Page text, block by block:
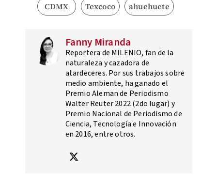
CDMX Texcoco ahuehuete
Fanny Miranda
Reportera de MILENIO, fan de la
naturaleza y cazadora de
atardeceres. Por sus trabajos sobre
medio ambiente, ha ganado el
Premio Aleman de Periodismo
Walter Reuter 2022 (2do lugar) y
Premio Nacional de Periodismo de
Ciencia, Tecnología e Innovación
en 2016, entre otros.